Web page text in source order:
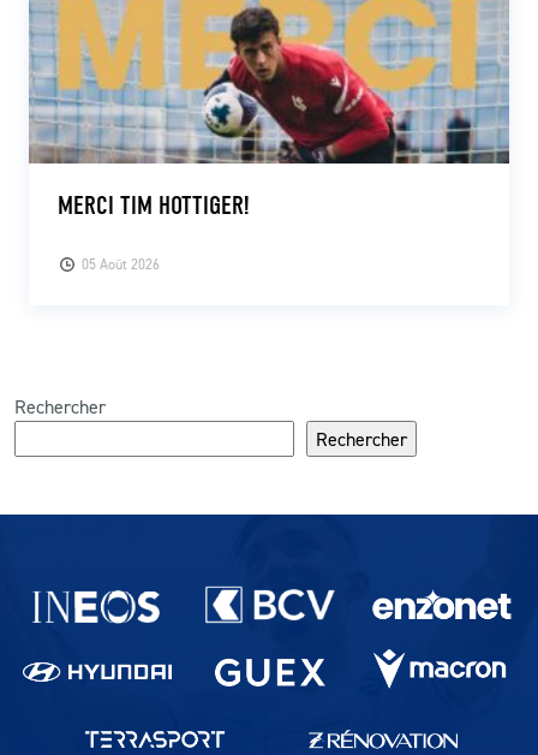
05 Août 2026
MERCI TIM HOTTIGER!
Rechercher
Rechercher
Partenaires du lausanne-Sport